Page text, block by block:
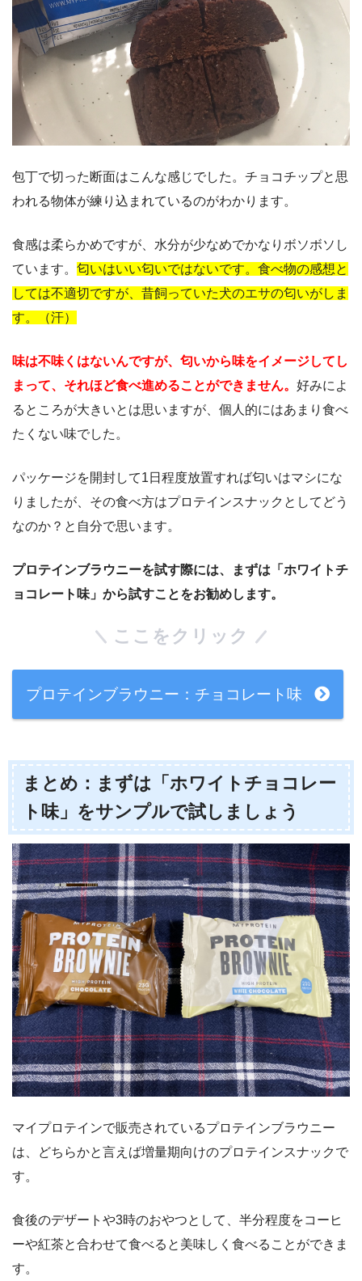
包丁で切った断面はこんな感じでした。チョコチップと思
われる物体が練り込まれているのがわかります。
食感は柔らかめですが、水分が少なめでかなりボソボソし
ています。 匂いはいい匂いではないです。食べ物の感想と
しては不適切ですが、昔飼っていた犬のエサの匂いがしま
す。（汗）
味は不味くはないんですが、匂いから味をイメージしてし
まって、それほど食べ進めることができません。 好みによ
るところが大きいとは思いますが、個人的にはあまり食べ
たくない味でした。
パッケージを開封して1日程度放置すれば匂いはマシにな
りましたが、その食べ方はプロテインスナックとしてどう
なのか？と自分で思います。
プロテインブラウニーを試す際には、まずは「ホワイトチ
ョコレート味」から試すことをお勧めします。
ここをクリック
プロテインブラウニー：チョコレート味
まとめ：まずは「ホワイトチョコレー
ト味」をサンプルで試しましょう
マイプロテインで販売されているプロテインブラウニー
は、どちらかと言えば増量期向けのプロテインスナックで
す。
食後のデザートや3時のおやつとして、半分程度をコーヒ
ーや紅茶と合わせて食べると美味しく食べることができま
す。